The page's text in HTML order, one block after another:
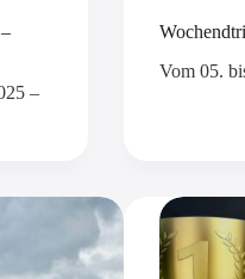
–
Vom 05.